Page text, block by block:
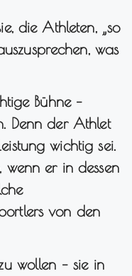
die Athleten, „so
was
Bühne –
Denn der Athlet
wichtig sei.
wenn er in dessen
von den
wollen – sie in